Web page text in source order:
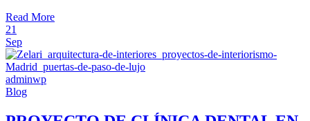
Read More
21
Sep
adminwp
Blog